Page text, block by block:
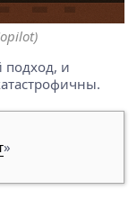
подход, и
»